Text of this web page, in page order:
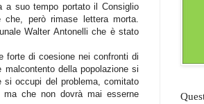
a suo tempo portato il Consiglio
però rimase lettera morta.
Walter Antonelli che è stato
forte di coesione nei confronti di
della popolazione si
occupi del problema, comitato
che non dovrà mai esserne